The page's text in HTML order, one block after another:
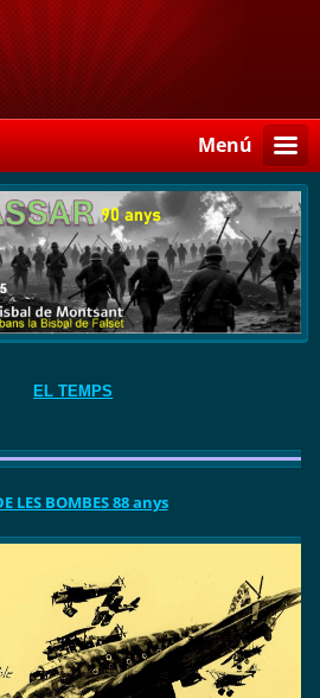
Menú
EL TEMPS
LES BOMBES 88 anys